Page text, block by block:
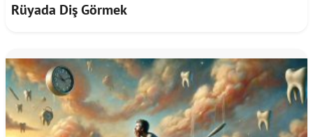
Rüyada Diş Görmek